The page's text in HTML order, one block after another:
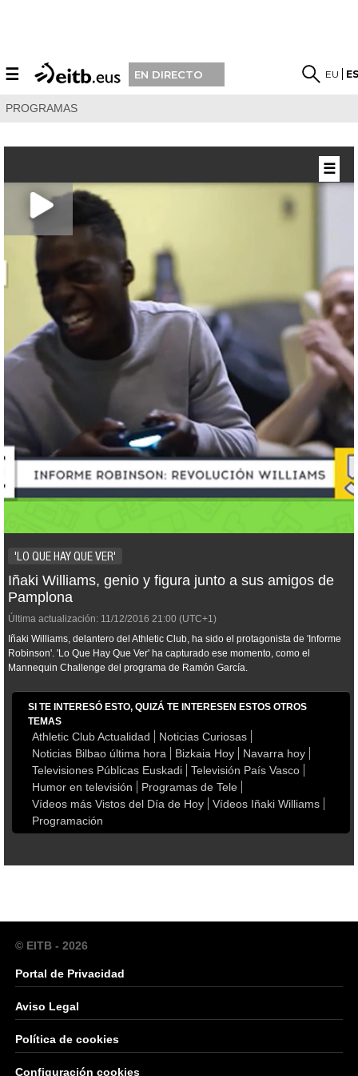
☰ EN DIRECTO EU
PROGRAMAS
'LO QUE HAY QUE VER'
Iñaki Williams, genio y figura junto a sus amigos de
Pamplona
Última actualización: 11/12/2016 21:00 (UTC+1)
Iñaki Williams, delantero del Athletic Club, ha sido el protagonista de 'Informe
Robinson'. 'Lo Que Hay Que Ver' ha capturado ese momento, como el
Mannequin Challenge del programa de Ramón García.
SI TE INTERESÓ ESTO, QUIZÁ TE INTERESEN ESTOS OTROS
TEMAS
Athletic Club Actualidad
Noticias Curiosas
Noticias Bilbao última hora
Bizkaia Hoy
Navarra hoy
Televisiones Públicas Euskadi
Televisión País Vasco
Humor en televisión
Programas de Tele
Vídeos más Vistos del Día de Hoy
Vídeos Iñaki Williams
Programación
☰
© EITB - 2026
Portal de Privacidad
Aviso Legal
Política de cookies
Configuración cookies